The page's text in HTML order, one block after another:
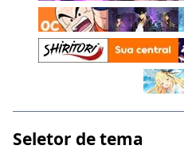
Seletor de tema